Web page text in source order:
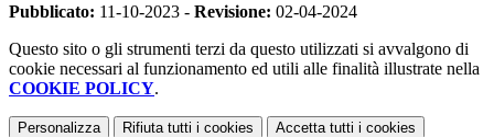
Pubblicato: 11-10-2023 - Revisione: 02-04-2024
Questo sito o gli strumenti terzi da questo utilizzati si avvalgono di
cookie necessari al funzionamento ed utili alle finalità illustrate nella
COOKIE POLICY.
Personalizza Rifiuta tutti i cookies Accetta tutti i cookies